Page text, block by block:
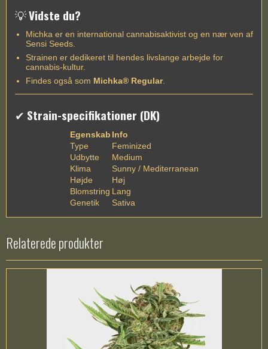
💡Vidste du?
Michka er en international cannabisaktivist og en nær ven af
Sensi Seeds.
Strainen er dedikeret til hendes livslange arbejde for
cannabis-kultur.
Findes også som Michka® Regular.
✔ Strain-specifikationer (DK)
Egenskab Info
Type
Feminized
Udbytte
Medium
Klima
Sunny / Mediterranean
Højde
Høj
Blomstring Lang
Genetik
Sativa
Relaterede produkter